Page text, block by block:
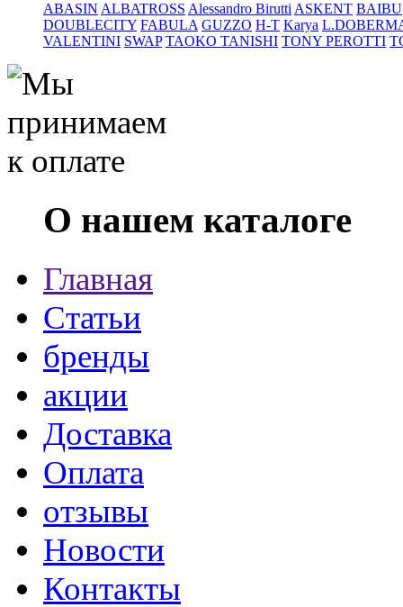
ABASIN ALBATROSS Alessandro Birutti ASKENT BAIBU
DOUBLECITY FABULA GUZZO H-T Karya
VALENTINI SWAP TAOKO TANISHI TONY PEROTTI
О нашем каталоге
Главная
Статьи
бренды
акции
Доставка
Оплата
отзывы
Новости
Контакты